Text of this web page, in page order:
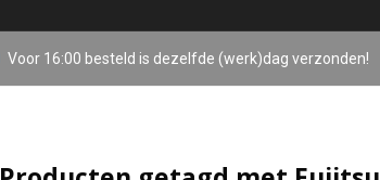
Voor 16:00 besteld is dezelfde (werk)dag verzonden!